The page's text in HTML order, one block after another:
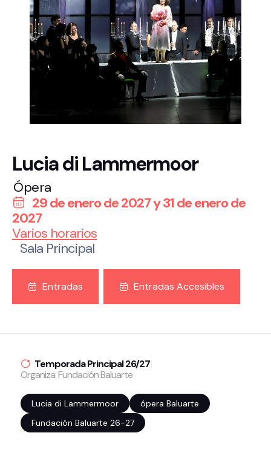
Agenda
Suscríbete a la newsletter
Entradas
Histórico
Lucia di Lammermoor
Ópera
29 de enero de 2027 y 31 de enero de
2027
Varios horarios
Sala Principal
Entradas Entradas Accesibles
Temporada Principal 26/27
Organiza: Fundación Baluarte
Lucia di Lammermoor
ópera Baluarte
Fundación Baluarte 26-27